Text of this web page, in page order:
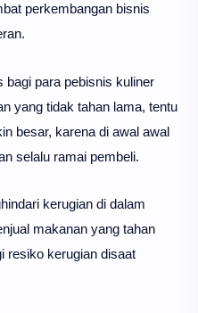
perkembangan bisnis
bagi para pebisnis kuliner
yang tidak tahan lama, tentu
besar, karena di awal awal
selalu ramai pembeli.
kerugian di dalam
makanan yang tahan
resiko kerugian disaat